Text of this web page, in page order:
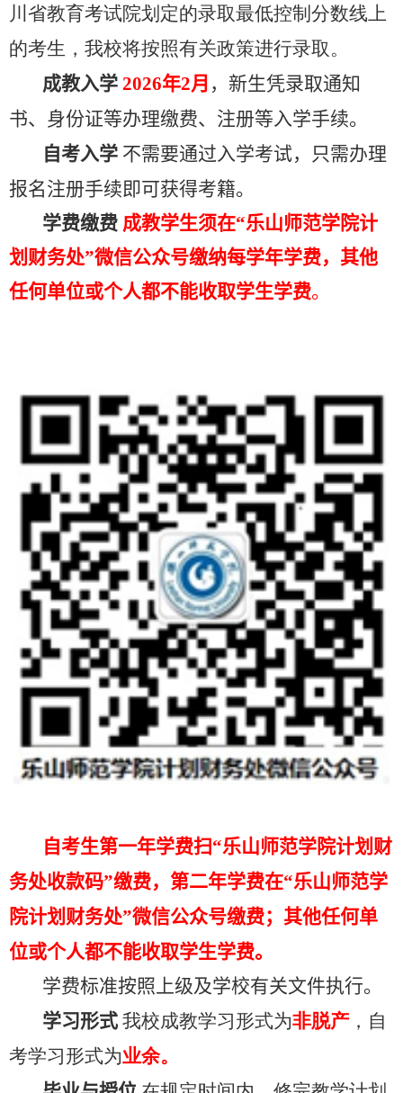
川省教育考试院划定的录取最低控制分数线上
的考生，我校将按照有关政策进行录取。
成教入学 2026年2月 ，新生凭录取通知
书、身份证等办理缴费、注册等入学手续。
自考入学 不需要通过入学考试，只需办理
报名注册手续即可获得考籍。
学费缴费 成教学生须在“乐山师范学院计
划财务处”微信公众号缴纳每学年学费，其他
任何单位或个人都不能收取学生学费。
自考生第一年学费扫“乐山师范学院计划财
务处收款码”缴费，第二年学费在“乐山师范学
院计划财务处”微信公众号缴费；其他任何单
位或个人都不能收取学生学费。
学费标准按照上级及学校有关文件执行。
学习形式我校成教学习形式为非脱产 ，自
考学习形式为业余。